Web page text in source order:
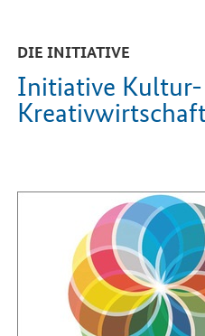
DIE INITIATIVE
Initiative Kultur-